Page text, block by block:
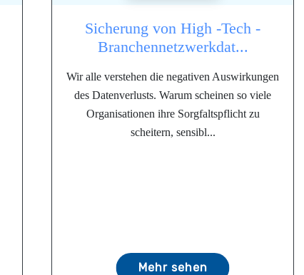
Sicherung von High -Tech -
Branchennetzwerkdat...
Wir alle verstehen die negativen Auswirkungen
des Datenverlusts. Warum scheinen so viele
Organisationen ihre Sorgfaltspflicht zu
scheitern, sensibl...
Mehr sehen